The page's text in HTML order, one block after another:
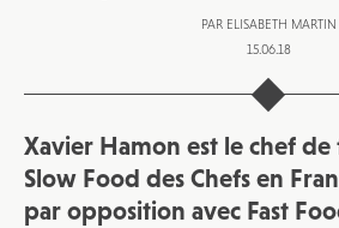
PAR ELISABETH MARTIN
15.06.18
Xavier Hamon est le chef de
Slow Food des Chefs en
par opposition avec Fast